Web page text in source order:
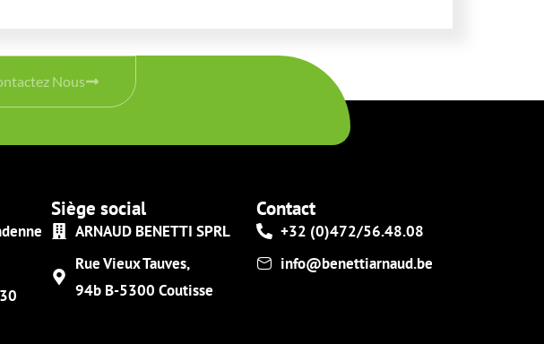
Nous
Siège social
ARNAUD BENETTI SPRL
Rue Vieux Tauves,
94b B-5300 Coutisse
Contact
+32 (0)472/56.48.08
info@benettiarnaud.be